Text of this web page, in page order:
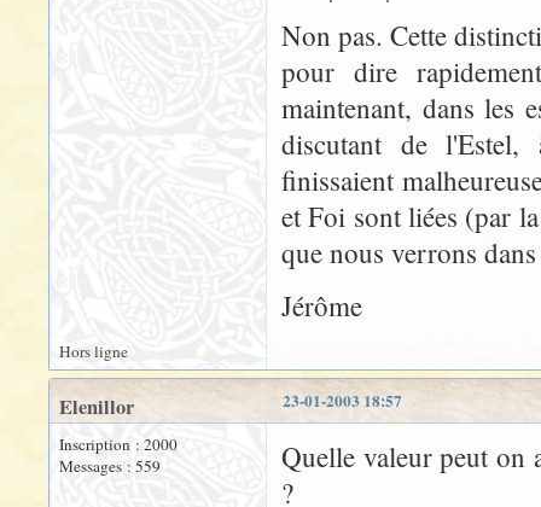
Non pas. Cette
pour dire
maintenant, dans les
discutant de
finissaient
et Foi sont liées (par
que nous verrons
Jérôme
Hors ligne
23-01-2003 18:57
Elenillor
Inscription : 2000
Messages : 559
Quelle valeur peut on
?